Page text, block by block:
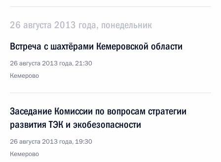
26 августа 2013 года, понедельник
Встреча с шахтёрами Кемеровской области
26 августа 2013 года, 21:30
Кемерово
Заседание Комиссии по вопросам стратегии
развития ТЭК и экобезопасности
26 августа 2013 года, 19:30
Кемерово